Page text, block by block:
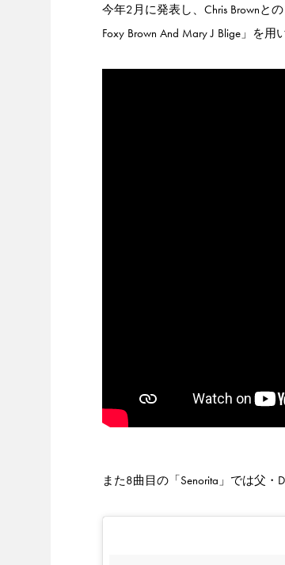
今年2月に発表し、Chris Brownと
Foxy Brown And Mary J Blige」を
また8曲目の「Senorita」では父・